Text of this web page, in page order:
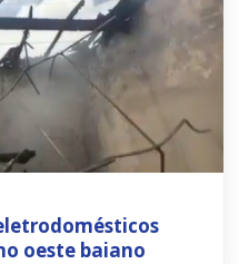
oeste baiano